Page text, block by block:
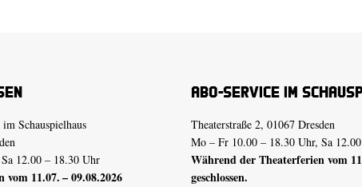
Schauspielhaus
12.00 – 18.30 Uhr
11.07. – 09.08.2026
Abo-Service im
Theaterstraße 2, 01067 Dresden
Mo – Fr 10.00 – 18.30 Uhr, Sa
Während der Theaterferien vom
geschlossen.